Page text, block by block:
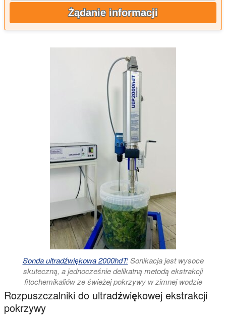
Żądanie informacji
Sonda ultradźwiękowa 2000hdT:Sonikacja jest wysoce
skuteczną, a jednocześnie delikatną metodą ekstrakcji
fitochemikaliów ze świeżej pokrzywy w zimnej wodzie
Rozpuszczalniki do ultradźwiękowej ekstrakcji
pokrzywy